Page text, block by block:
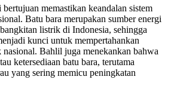
memastikan keandalan sistem
Batu bara merupakan sumber energi
listrik di Indonesia, sehingga
kunci untuk mempertahankan
Bahlil juga menekankan bahwa
ketersediaan batu bara, terutama
yang sering memicu peningkatan